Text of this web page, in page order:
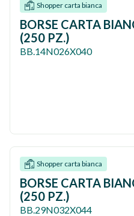
Shopper carta bianca
BORSE CARTA
(250 PZ.)
BB.14N026X040
Shopper carta bianca
BORSE CARTA
(250 PZ.)
BB.29N032X044